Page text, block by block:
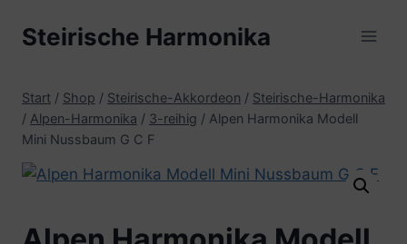
InhaltSteirische Harmonika
Start / Shop / Steirische-Akkordeon / Steirische-Harmonika
/ Alpen-Harmonika / 3-reihig / Alpen Harmonika Modell
Mini Nussbaum G C F